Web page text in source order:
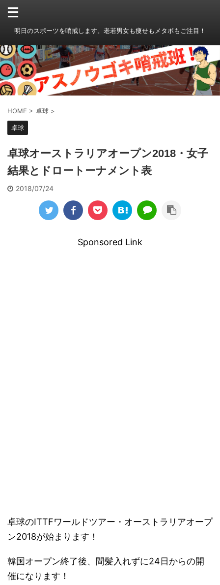
明日のスポーツを哨戒します。老若男女も痩せもメタボもご注目！
HOME > 卓球 >
卓球
卓球オーストラリアオープン2018・女子
結果とドロートーナメント表
2018/07/24
Sponsored Link
卓球のITTFワールドツアー・オーストラリアオープ
ン2018が始まります！
韓国オープン終了後、間髪入れずに24日からの開
催になります！